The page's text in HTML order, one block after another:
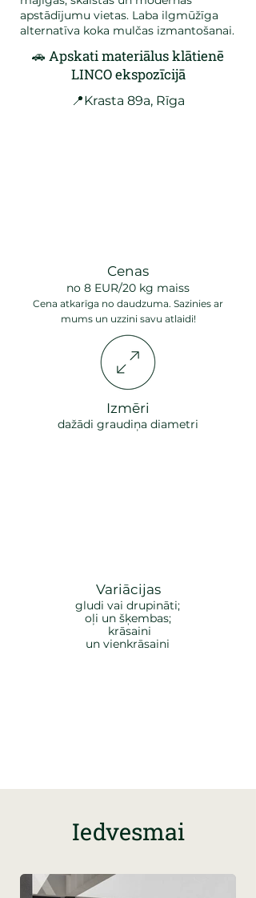
apstādījumu vietas. Laba ilgmūžīga
alternatīva koka mulčas izmantošanai.
🚗 Apskati materiālus klātienē
LINCO ekspozīcijā​
📍Krasta 89a, Rīga​
Cenas
no 8 EUR/20 kg maiss
Cena atkarīga no daudzuma. Sazinies ar
mums un uzzini savu atlaidi!
Izmēri
dažādi graudiņa diametri
Variācijas
gludi vai drupināti;
oļi un šķembas;
krāsaini
un vienkrāsaini
Iedvesmai